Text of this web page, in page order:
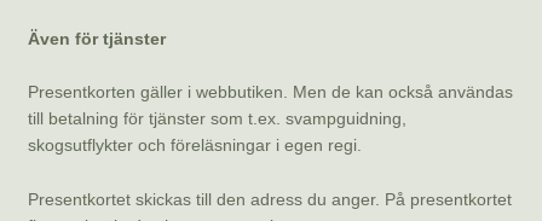
Även för tjänster
Presentkorten gäller i webbutiken. Men de kan också användas
till betalning för tjänster som t.ex. svampguidning,
skogsutflykter och föreläsningar i egen regi.
Presentkortet skickas till den adress du anger. På presentkortet